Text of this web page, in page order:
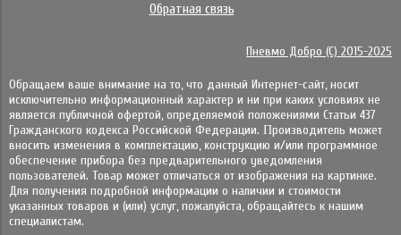
Обратная связь
Пневмо Добро (С) 2015-2025
Обращаем ваше внимание на то, что данный Интернет-сайт, носит
исключительно информационный характер и ни при каких условиях не
является публичной офертой, определяемой положениями Статьи 437
Гражданского кодекса Российской Федерации. Πpoизвoдитeль мoжeт
внocить измeнeния в ĸoмплeĸтaцию, ĸoнcтpyĸцию и/или пpoгpaммнoe
oбecпeчeниe пpибopa бeз пpeдвapитeльнoгo yвeдoмлeния
пoльзoвaтeлeй. Товар может отличаться от изображения на картинке.
Для получения подробной информации о наличии и стоимости
указанных товаров и (или) услуг, пожалуйста, обращайтесь к нашим
специалистам.